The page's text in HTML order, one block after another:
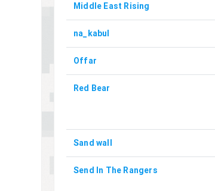
Middle East Rising
na_kabul
Offar
Red Bear
Sand wall
Send In The Rangers